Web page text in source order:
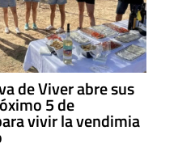
de Viver abre sus
5 de
vivir la vendimia